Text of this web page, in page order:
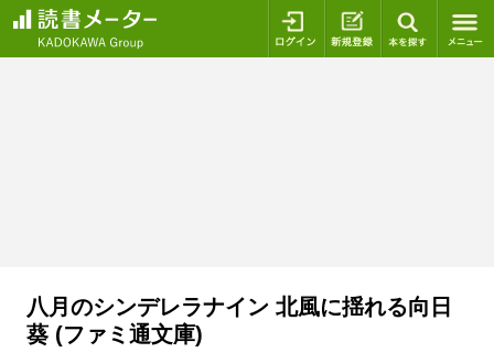
ログイン 新規登録
八月のシンデレラナイン 北風に揺れる向日
葵 (ファミ通文庫)